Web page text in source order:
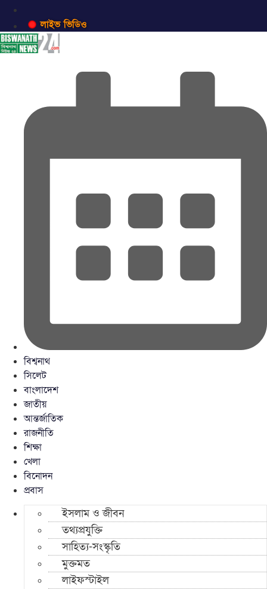
লাইভ ভিডিও
বিশ্বনাথ
সিলেট
বাংলাদেশ
জাতীয়
আন্তর্জাতিক
রাজনীতি
শিক্ষা
খেলা
বিনোদন
প্রবাস
ইসলাম ও জীবন
তথ্যপ্রযুক্তি
সাহিত্য-সংস্কৃতি
মুক্তমত
লাইফস্টাইল